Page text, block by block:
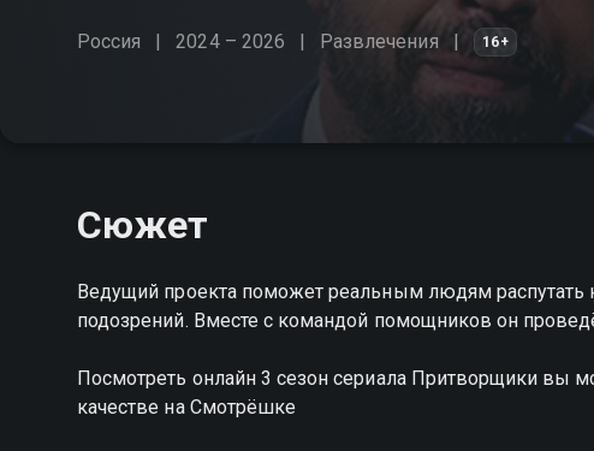
Россия 2024 – 2026 Развлечения 16+
Сюжет
Ведущий проекта поможет реальным людям распутать
подозрений. Вместе с командой помощников он
Посмотреть онлайн 3 сезон сериала Притворщики вы
качестве на Смотрёшке